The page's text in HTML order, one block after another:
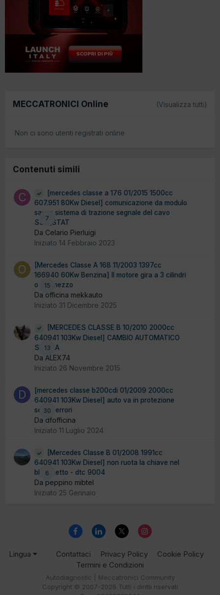
MECCATRONICI Online (Visualizza tutti)
Non ci sono utenti registrati online
Contenuti simili
7
[mercedes classe a 176 01/2015 1500cc
607.951 80Kw Diesel] comunicazione da modulo
sam e sistema di trazione segnale del cavo
SSK_STAT
Da Celario Pierluigi
Iniziato 14 Febbraio 2023
15
[Mercedes Classe A 168 11/2003 1397cc
166940 60Kw Benzina] Il motore gira a 3 cilindri
o 3 e mezzo
Da officina mekkauto
Iniziato 31 Dicembre 2025
13
[MERCEDES CLASSE B 10/2010 2000cc
640941 103Kw Diesel] CAMBIO AUTOMATICO
SFOLLA
Da ALEX74
Iniziato 26 Novembre 2015
30
[mercedes classe b200cdi 01/2009 2000cc
640941 103Kw Diesel] auto va in protezione
senza errori
Da dfofficina
Iniziato 11 Luglio 2024
6
[Mercedes Classe B 01/2008 1991cc
640941 103Kw Diesel] non ruota la chiave nel
blocchetto - dtc 9004
Da peppino mibtel
Iniziato 25 Gennaio
Lingua Contattaci Privacy Policy
Cookie Policy
Termini e Condizioni
Autodiagnostic | Meccatronici Community
Copyright © 2007-2026 Tutti i diritti riservati